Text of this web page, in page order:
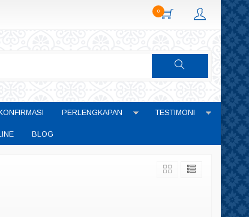
0
KONFIRMASI PERLENGKAPAN TESTIMONI
BLOG